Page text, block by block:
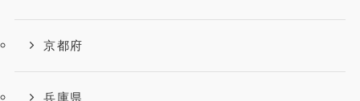
京都府
兵庫県